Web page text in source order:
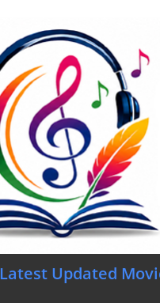
Latest Updated